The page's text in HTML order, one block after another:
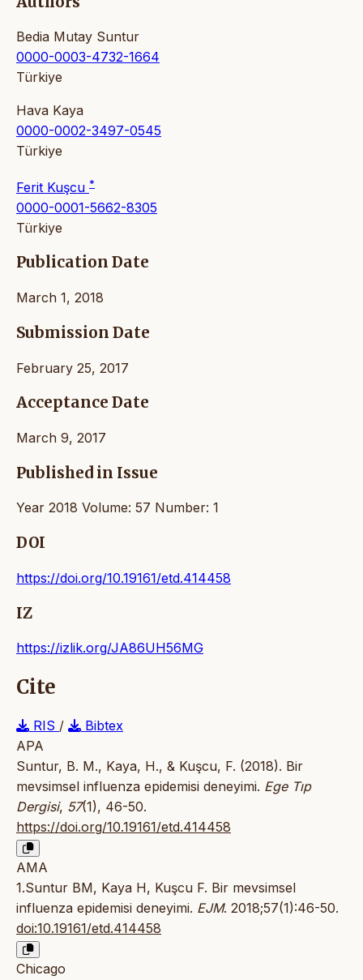
Bedia Mutay Suntur
0000-0003-4732-1664
Türkiye
Hava Kaya
0000-0002-3497-0545
Türkiye
Ferit Kuşcu *
0000-0001-5662-8305
Türkiye
Publication Date
March 1, 2018
Submission Date
February 25, 2017
Acceptance Date
March 9, 2017
Published in Issue
Year 2018 Volume: 57 Number: 1
DOI
https://doi.org/10.19161/etd.414458
IZ
https://izlik.org/JA86UH56MG
Cite
RIS /
Bibtex
APA
Suntur, B. M., Kaya, H., & Kuşcu, F. (2018). Bir
mevsimsel influenza epidemisi deneyimi. Ege Tıp
Dergisi, 57(1), 46-50.
https://doi.org/10.19161/etd.414458
AMA
1.Suntur BM, Kaya H, Kuşcu F. Bir mevsimsel
influenza epidemisi deneyimi. EJM. 2018;57(1):46-50.
doi:10.19161/etd.414458
Chicago